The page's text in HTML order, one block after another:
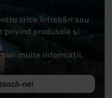
orice întrebări sau
produsele și
multe informații.
ne!